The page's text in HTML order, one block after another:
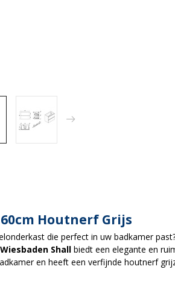
Houtnerf Grijs
die perfect in uw badkamer
Shall biedt een elegante en
en heeft een verfijnde houtnerf